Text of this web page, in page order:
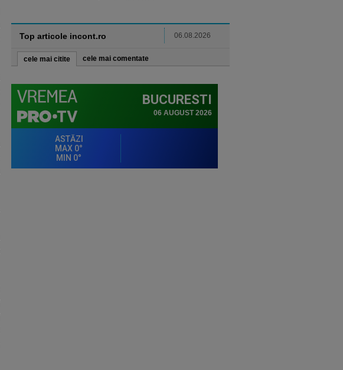
Top articole incont.ro 06.08.2026
cele mai citite cele mai comentate